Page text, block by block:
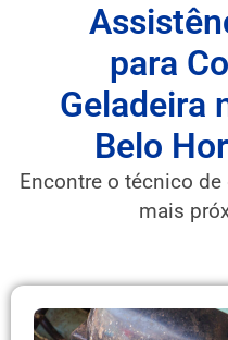
para
Geladeira
Belo
Encontre o técnico
mais